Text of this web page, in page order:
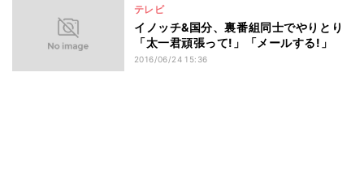
テレビ
イノッチ&国分、裏番組同士でやりとり
「太一君頑張って!」「メールする!」
2016/06/24 15:36